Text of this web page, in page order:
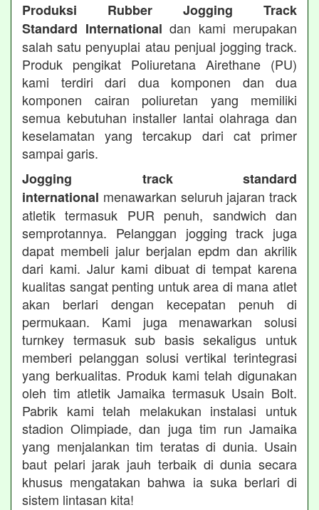
Produksi Rubber Jogging Track
Standard International dan kami merupakan
salah satu penyuplai atau penjual jogging track.
Produk pengikat Poliuretana Airethane (PU)
kami terdiri dari dua komponen dan dua
komponen cairan poliuretan yang memiliki
semua kebutuhan installer lantai olahraga dan
keselamatan yang tercakup dari cat primer
sampai garis.
Jogging track standard
international menawarkan seluruh jajaran track
atletik termasuk PUR penuh, sandwich dan
semprotannya. Pelanggan jogging track juga
dapat membeli jalur berjalan epdm dan akrilik
dari kami. Jalur kami dibuat di tempat karena
kualitas sangat penting untuk area di mana atlet
akan berlari dengan kecepatan penuh di
permukaan. Kami juga menawarkan solusi
turnkey termasuk sub basis sekaligus untuk
memberi pelanggan solusi vertikal terintegrasi
yang berkualitas. Produk kami telah digunakan
oleh tim atletik Jamaika termasuk Usain Bolt.
Pabrik kami telah melakukan instalasi untuk
stadion Olimpiade, dan juga tim run Jamaika
yang menjalankan tim teratas di dunia. Usain
baut pelari jarak jauh terbaik di dunia secara
khusus mengatakan bahwa ia suka berlari di
sistem lintasan kita!